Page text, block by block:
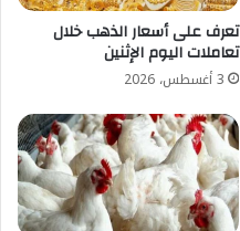
تعرف على أسعار الذهب خلال
تعاملات اليوم الإثنين
3 أغسطس، 2026